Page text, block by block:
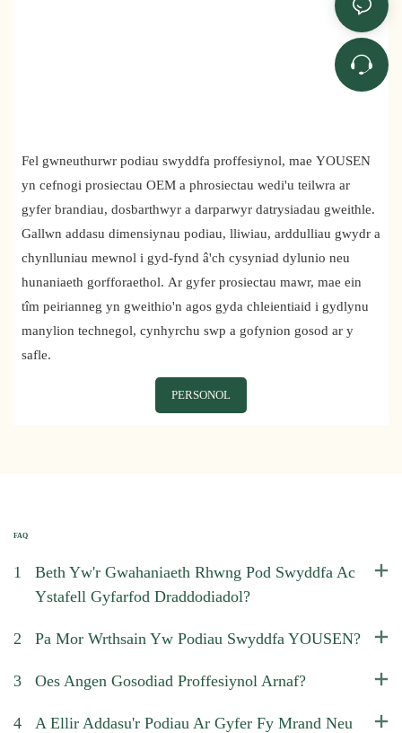
Fel gwneuthurwr podiau swyddfa proffesiynol, mae YOUSEN
yn cefnogi prosiectau OEM a phrosiectau wedi'u teilwra ar
gyfer brandiau, dosbarthwyr a darparwyr datrysiadau gweithle.
Gallwn addasu dimensiynau podiau, lliwiau, arddulliau gwydr a
chynlluniau mewnol i gyd-fynd â'ch cysyniad dylunio neu
hunaniaeth gorfforaethol. Ar gyfer prosiectau mawr, mae ein
tîm peirianneg yn gweithio'n agos gyda chleientiaid i gydlynu
manylion technegol, cynhyrchu swp a gofynion gosod ar y
safle.
PERSONOL
FAQ
1
Beth Yw'r Gwahaniaeth Rhwng Pod Swyddfa Ac
Ystafell Gyfarfod Draddodiadol?
2 Pa Mor Wrthsain Yw Podiau Swyddfa YOUSEN?
3 Oes Angen Gosodiad Proffesiynol Arnaf?
4 A Ellir Addasu'r Podiau Ar Gyfer Fy Mrand Neu